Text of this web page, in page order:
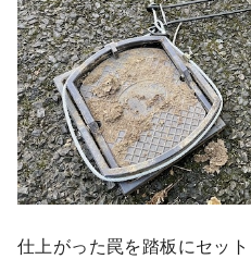
仕上がった罠を踏板にセット